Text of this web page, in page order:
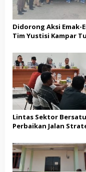
Didorong Aksi Emak-
Tim Yustisi Kampar
Gading Sari
Lintas Sektor
Perbaikan Jalan